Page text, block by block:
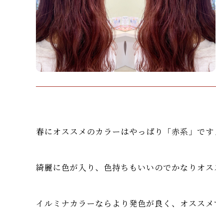
春にオススメのカラーはやっぱり「赤系 」で
綺麗に色が入り、色持ちもいいのでかなりオ
イルミナカラーならより発色が良く、オスス